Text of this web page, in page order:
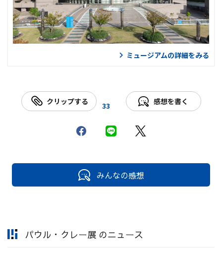
ミュージアムの詳細をみる
クリップする 33 感想を書く
みんなの感想
パウル・クレー展 のニュース